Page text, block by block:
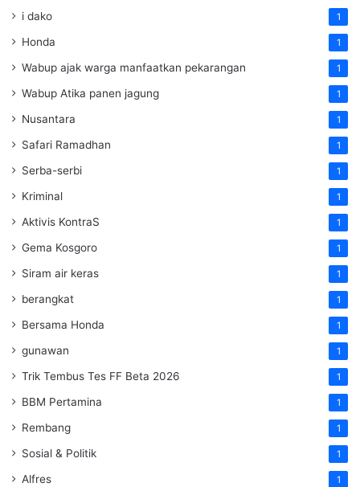
i dako 1
Honda 1
Wabup ajak warga manfaatkan pekarangan 1
Wabup Atika panen jagung 1
Nusantara 1
Safari Ramadhan 1
Serba-serbi 1
Kriminal 1
Aktivis KontraS 1
Gema Kosgoro 1
Siram air keras 1
berangkat 1
Bersama Honda 1
gunawan 1
Trik Tembus Tes FF Beta 2026 1
BBM Pertamina 1
Rembang 1
Sosial & Politik 1
Alfres 1